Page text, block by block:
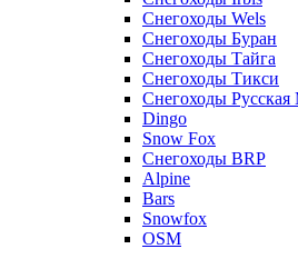
Снегоходы Wels
Снегоходы Буран
Снегоходы Тайга
Снегоходы Тикси
Снегоходы Русская
Dingo
Snow Fox
Снегоходы BRP
Alpine
Bars
Snowfox
OSM